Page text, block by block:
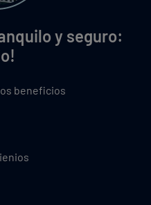
y seguro:
beneficios